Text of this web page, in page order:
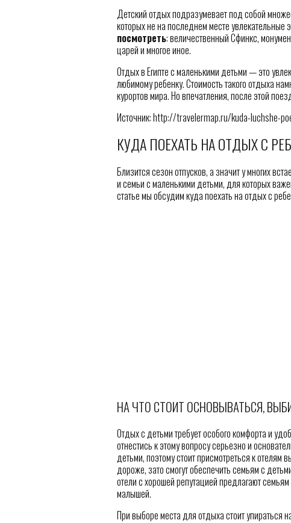
Детский отдых подразумевает под собой
которых не на последнем месте увлекательные
посмотреть: величественный Сфинкс,
царей и многое иное.
Отдых в Египте с маленькими детьми — это
любимому ребенку. Стоимость такого отдыха
курортов мира. Но впечатления, после этой
Источник: http://travelermap.ru/kuda-luchshe-
КУДА ПОЕХАТЬ НА ОТДЫХ С
Близится сезон отпусков, а значит у многих
и семьи с маленькими детьми, для которых
статье мы обсудим куда поехать на отдых с
НА ЧТО СТОИТ ОСНОВЫВАТЬСЯ,
Отдых с детьми требует особого комфорта и
отнестись к этому вопросу серьезно и
детьми, поэтому стоит присмотреться к отелям
дороже, зато смогут обеспечить семьям с
отели с хорошей репутацией предлагают
малышей.
При выборе места для отдыха стоит упираться